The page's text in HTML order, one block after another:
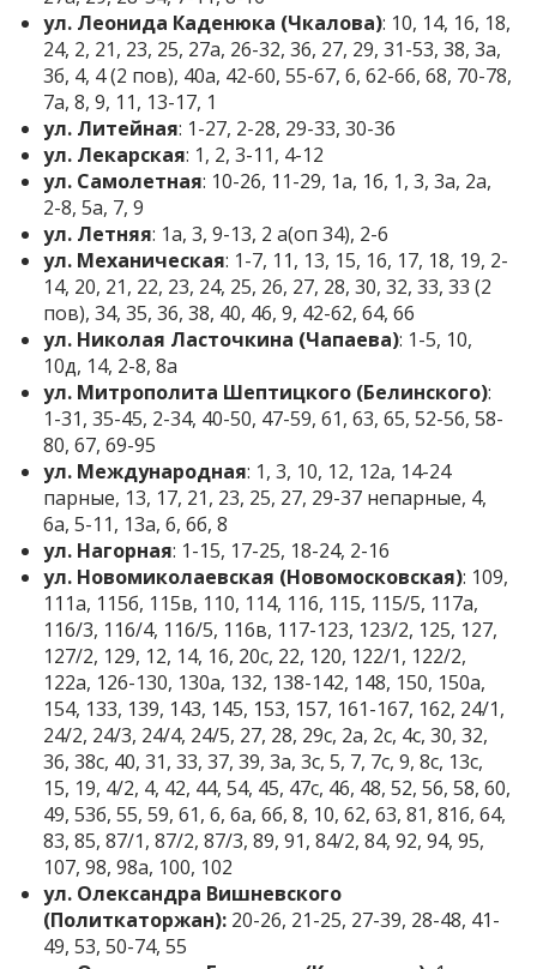
ул. Леонида Каденюка (Чкалова): 10, 14, 16, 18,
24, 2, 21, 23, 25, 27а, 26-32, 36, 27, 29, 31-53, 38, 3а,
3б, 4, 4 (2 пов), 40а, 42-60, 55-67, 6, 62-66, 68, 70-78,
7а, 8, 9, 11, 13-17, 1
ул. Литейная: 1-27, 2-28, 29-33, 30-36
ул. Лекарская: 1, 2, 3-11, 4-12
ул. Самолетная: 10-26, 11-29, 1а, 1б, 1, 3, 3а, 2а,
2-8, 5а, 7, 9
ул. Летняя: 1а, 3, 9-13, 2 а(оп 34), 2-6
ул. Механическая: 1-7, 11, 13, 15, 16, 17, 18, 19, 2-
14, 20, 21, 22, 23, 24, 25, 26, 27, 28, 30, 32, 33, 33 (2
пов), 34, 35, 36, 38, 40, 46, 9, 42-62, 64, 66
ул. Николая Ласточкина (Чапаева): 1-5, 10,
10д, 14, 2-8, 8а
ул. Митрополита Шептицкого (Белинского):
1-31, 35-45, 2-34, 40-50, 47-59, 61, 63, 65, 52-56, 58-
80, 67, 69-95
ул. Международная: 1, 3, 10, 12, 12а, 14-24
парные, 13, 17, 21, 23, 25, 27, 29-37 непарные, 4,
6а, 5-11, 13а, 6, 6б, 8
ул. Нагорная: 1-15, 17-25, 18-24, 2-16
ул. Новомиколаевская (Новомосковская): 109,
111а, 115б, 115в, 110, 114, 116, 115, 115/5, 117а,
116/3, 116/4, 116/5, 116в, 117-123, 123/2, 125, 127,
127/2, 129, 12, 14, 16, 20с, 22, 120, 122/1, 122/2,
122а, 126-130, 130а, 132, 138-142, 148, 150, 150а,
154, 133, 139, 143, 145, 153, 157, 161-167, 162, 24/1,
24/2, 24/3, 24/4, 24/5, 27, 28, 29с, 2а, 2с, 4с, 30, 32,
36, 38с, 40, 31, 33, 37, 39, 3а, 3с, 5, 7, 7с, 9, 8с, 13с,
15, 19, 4/2, 4, 42, 44, 54, 45, 47с, 46, 48, 52, 56, 58, 60,
49, 53б, 55, 59, 61, 6, 6а, 6б, 8, 10, 62, 63, 81, 81б, 64,
83, 85, 87/1, 87/2, 87/3, 89, 91, 84/2, 84, 92, 94, 95,
107, 98, 98а, 100, 102
ул. Олександра Вишневского
(Политкаторжан): 20-26, 21-25, 27-39, 28-48, 41-
49, 53, 50-74, 55